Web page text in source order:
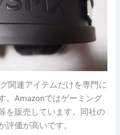
関連アイテムだけを専門に
。Amazonではゲーミング
を販売しています。同社の
評価が高いです。